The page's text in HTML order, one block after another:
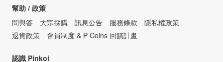
幫助 / 政策
問與答
大宗採購 訊息公告 服務條款
隱私權政策
退貨政策
會員制度 & P Coins 回饋計畫
認識 Pinkoi